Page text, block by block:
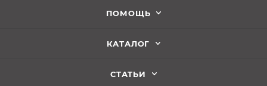
ПОМОЩЬ
КАТАЛОГ
СТАТЬИ